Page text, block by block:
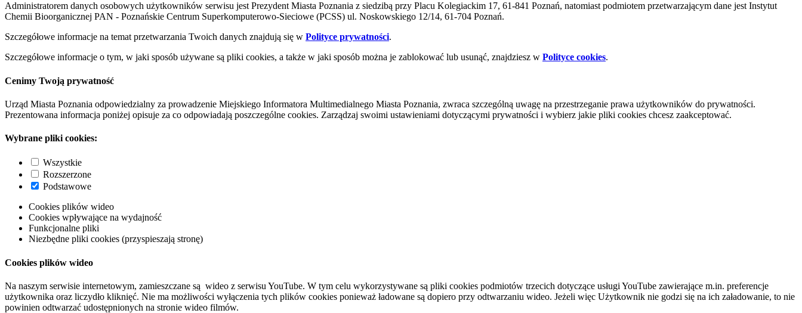
Administratorem danych osobowych użytkowników serwisu jest Prezydent Miasta Poznania z siedzibą przy Placu Kolegiackim 17, 61-841 Poznań, natomiast podmiotem przetwarzającym dane jest Instytut
Chemii Bioorganicznej PAN - Poznańskie Centrum Superkomputerowo-Sieciowe (PCSS) ul. Noskowskiego 12/14, 61-704 Poznań.
Szczegółowe informacje na temat przetwarzania Twoich danych znajdują się w Polityce prywatności.
Szczegółowe informacje o tym, w jaki sposób używane są pliki cookies, a także w jaki sposób można je zablokować lub usunąć, znajdziesz w Polityce cookies.
Cenimy Twoją prywatność
Urząd Miasta Poznania odpowiedzialny za prowadzenie Miejskiego Informatora Multimedialnego Miasta Poznania, zwraca szczególną uwagę na przestrzeganie prawa użytkowników do prywatności.
Prezentowana informacja poniżej opisuje za co odpowiadają poszczególne cookies. Zarządzaj swoimi ustawieniami dotyczącymi prywatności i wybierz jakie pliki cookies chcesz zaakceptować.
Wybrane pliki cookies:
Wszystkie
Rozszerzone
Podstawowe
Cookies plików wideo
Cookies wpływające na wydajność
Funkcjonalne pliki
Niezbędne pliki cookies (przyspieszają stronę)
Cookies plików wideo
Na naszym serwisie internetowym, zamieszczane są wideo z serwisu YouTube. W tym celu wykorzystywane są pliki cookies podmiotów trzecich dotyczące usługi YouTube zawierające m.in. preferencje
użytkownika oraz liczydło kliknięć. Nie ma możliwości wyłączenia tych plików cookies ponieważ ładowane są dopiero przy odtwarzaniu wideo. Jeżeli więc Użytkownik nie godzi się na ich załadowanie, to nie
powinien odtwarzać udostępnionych na stronie wideo filmów.